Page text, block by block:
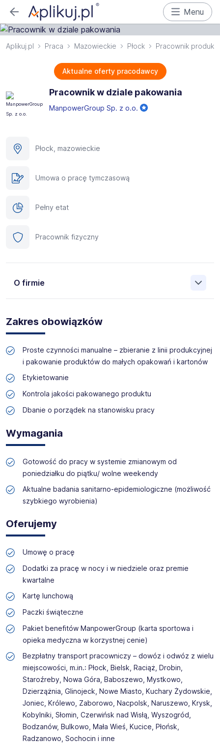
Menu
Aplikuj.pl Praca Mazowieckie Płock Pracownik
Aktualne oferty pracodawcy
Pracownik w dziale pakowania
ManpowerGroup Sp. z o.o.
Płock, mazowieckie
Umowa o pracę tymczasową
Pełny etat
Pracownik fizyczny
O firmie
o ponad 70-letnim doświadczeniu, działająca w 82
krajach. Na polskim rynku jesteśmy od 2001 roku i obecnie
posiadamy prawie 35 oddziałów w całym kraju. Naszym
celem jest otwieranie przed kandydatami nowych
możliwości, pomoc w znalezieniu pracy odpowiadającej
ich kwalifikacjom i doświadczeniu. Więcej informacji na
temat Manpower znajduje się na www.manpower.pl
Skontaktuj się z nami - to nic nie kosztuje, możesz za to
zyskać profesjonalne doradztwo i wymarzoną pracę!
Zakres obowiązków
Proste czynności manualne – zbieranie z linii produkcyjnej
i pakowanie produktów do małych opakowań i kartonów
Etykietowanie
Kontrola jakości pakowanego produktu
Dbanie o porządek na stanowisku pracy
Wymagania
Gotowość do pracy w systemie zmianowym od
poniedziałku do piątku/ wolne weekendy
Aktualne badania sanitarno-epidemiologiczne (możliwość
szybkiego wyrobienia)
Oferujemy
Umowę o pracę
Dodatki za pracę w nocy i w niedziele oraz premie
kwartalne
Kartę lunchową
Paczki świąteczne
Pakiet benefitów ManpowerGroup (karta sportowa i
opieka medyczna w korzystnej cenie)
Bezpłatny transport pracowniczy – dowóz i odwóz z wielu
miejscowości, m.in.: Płock, Bielsk, Raciąż, Drobin,
Staroźreby, Nowa Góra, Baboszewo, Mystkowo,
Dzierzążnia, Glinojeck, Nowe Miasto, Kuchary Żydowskie,
Joniec, Królewo, Zaborowo, Nacpolsk, Naruszewo, Krysk,
Kobylniki, Słomin, Czerwińsk nad Wisłą, Wyszogród,
Bodzanów, Bulkowo, Mała Wieś, Kucice, Płońsk,
Radzanowo, Sochocin i inne